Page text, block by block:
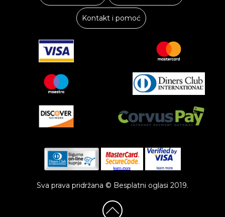
Kontakt i pomoć
Sva prava pridržana © Besplatni oglasi 2019.